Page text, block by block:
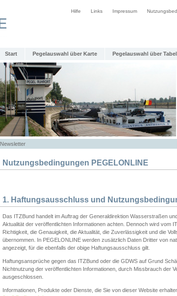
Hilfe Links Impressum
Start Pegelauswahl über Karte Pegelauswahl über
Newsletter
Nutzungsbedingungen PEGELONLINE
1. Haftungsausschluss und
Das ITZBund handelt im Auftrag der Generaldirektion Wasserstraßen
Aktualität der veröffentlichten Informationen achten. Dennoch wird vom
Richtigkeit, die Genauigkeit, die Aktualität, die Zuverlässigkeit und die
übernommen. In PEGELONLINE werden zusätzlich Daten Dritter von
angezeigt, für die ebenfalls der obige Haftungsausschluss gilt.
Haftungsansprüche gegen das ITZBund oder die GDWS auf Grund
Nichtnutzung der veröffentlichten Informationen, durch Missbrauch der
ausgeschlossen.
Informationen, Produkte oder Dienste, die Sie von dieser Website